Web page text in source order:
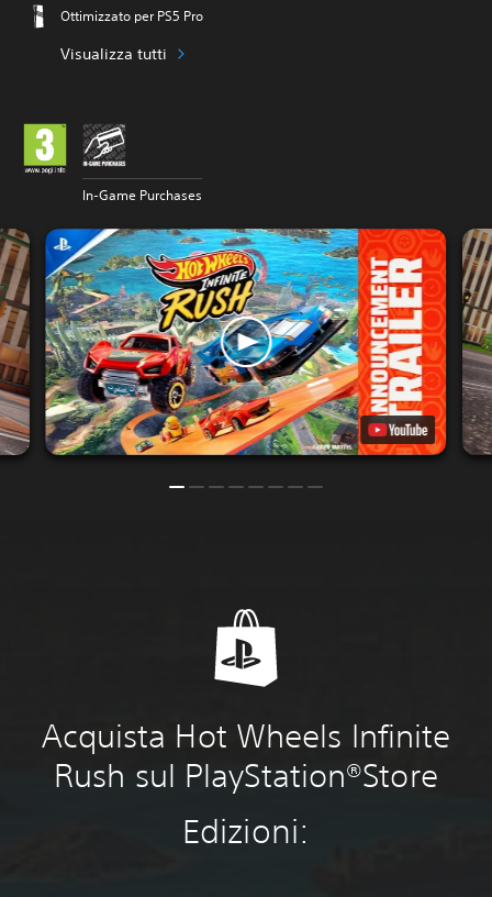
Ottimizzato per PS5 Pro
Visualizza tutti
In-Game Purchases
Acquista Hot Wheels Infinite
Rush sul PlayStation®Store
Edizioni: